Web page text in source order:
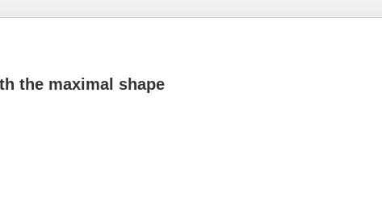
the maximal shape